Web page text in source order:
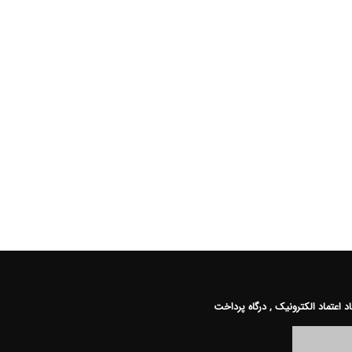
اعتماد الکترونیک , درگاه پرداخت